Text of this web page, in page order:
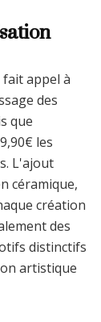
appel à
des
que
les
L'ajout
céramique,
création
des
distinctifs
artistique